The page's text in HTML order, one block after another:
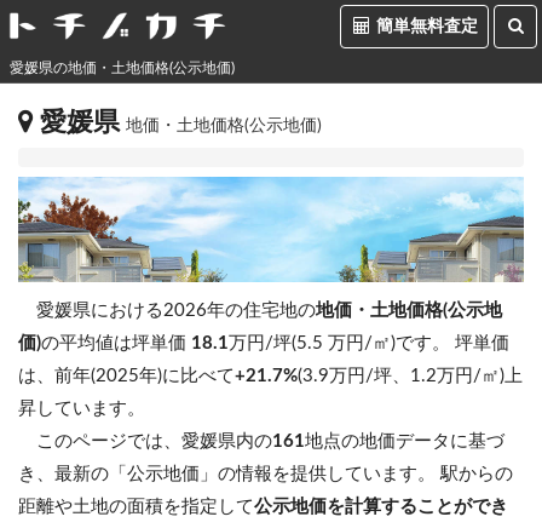
簡単無料査定
愛媛県の地価・土地価格(公示地価)
愛媛県 地価・土地価格(公示地価)
愛媛県における2026年の住宅地の地価・土地価格(公示地
価)の平均値は坪単価 18.1万円/坪(5.5 万円/㎡)です。 坪単価
は、前年(2025年)に比べて+21.7%(3.9万円/坪、1.2万円/㎡)上
昇しています。
このページでは、愛媛県内の161地点の地価データに基づ
き、最新の「公示地価」の情報を提供しています。 駅からの
距離や土地の面積を指定して公示地価を計算することができ